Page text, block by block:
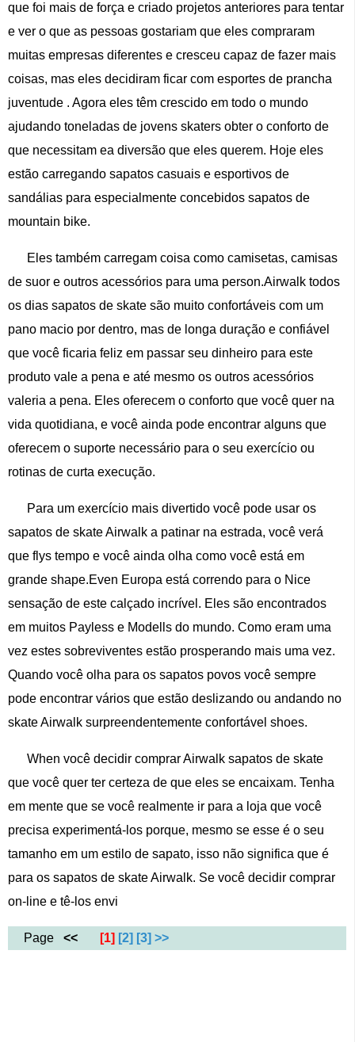
que foi mais de força e criado projetos anteriores para tentar
e ver o que as pessoas gostariam que eles compraram
muitas empresas diferentes e cresceu capaz de fazer mais
coisas, mas eles decidiram ficar com esportes de prancha
juventude . Agora eles têm crescido em todo o mundo
ajudando toneladas de jovens skaters obter o conforto de
que necessitam ea diversão que eles querem. Hoje eles
estão carregando sapatos casuais e esportivos de
sandálias para especialmente concebidos sapatos de
mountain bike.
Eles também carregam coisa como camisetas, camisas
de suor e outros acessórios para uma person.Airwalk todos
os dias sapatos de skate são muito confortáveis ​​com um
pano macio por dentro, mas de longa duração e confiável
que você ficaria feliz em passar seu dinheiro para este
produto vale a pena e até mesmo os outros acessórios
valeria a pena. Eles oferecem o conforto que você quer na
vida quotidiana, e você ainda pode encontrar alguns que
oferecem o suporte necessário para o seu exercício ou
rotinas de curta execução.
Para um exercício mais divertido você pode usar os
sapatos de skate Airwalk a patinar na estrada, você verá
que flys tempo e você ainda olha como você está em
grande shape.Even Europa está correndo para o Nice
sensação de este calçado incrível. Eles são encontrados
em muitos Payless e Modells do mundo. Como eram uma
vez estes sobreviventes estão prosperando mais uma vez.
Quando você olha para os sapatos povos você sempre
pode encontrar vários que estão deslizando ou andando no
skate Airwalk surpreendentemente confortável shoes.
When você decidir comprar Airwalk sapatos de skate
que você quer ter certeza de que eles se encaixam. Tenha
em mente que se você realmente ir para a loja que você
precisa experimentá-los porque, mesmo se esse é o seu
tamanho em um estilo de sapato, isso não significa que é
para os sapatos de skate Airwalk. Se você decidir comprar
on-line e tê-los envi
Page << [1] [2] [3] >>